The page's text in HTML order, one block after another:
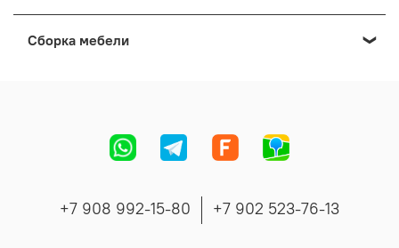
Сборка мебели
Cтоимость сборки формируется в зависимости от
адреса, вида и количества мебели.
время согласования заказа.
+7 908 992-15-80 +7 902 523-76-13